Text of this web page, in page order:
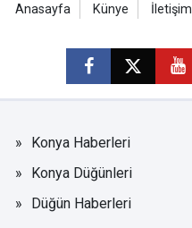
Anasayfa Künye İletişim
Konya Haberleri
Konya Düğünleri
Düğün Haberleri